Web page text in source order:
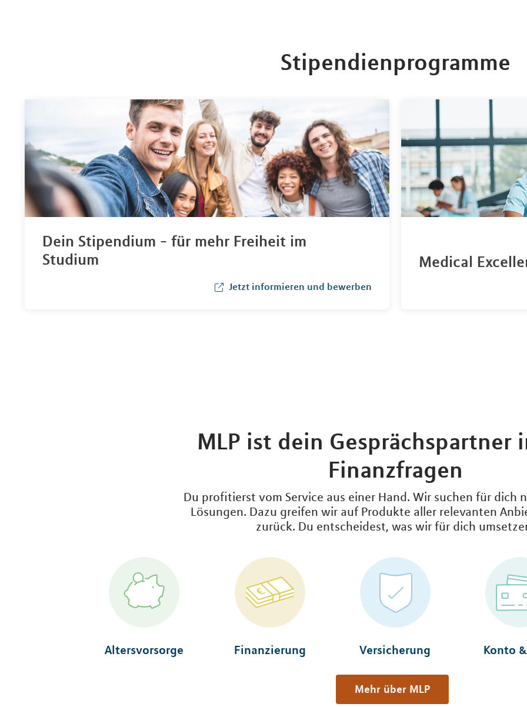
Stipendienprogramme
Dein Stipendium - für mehr Freiheit im
Studium
Jetzt informieren und bewerben
Medical
MLP ist dein Gesprächspartner
Finanzfragen
Du profitierst vom Service aus einer Hand. Wir suchen für dich
Lösungen. Dazu greifen wir auf Produkte aller relevanten
zurück. Du entscheidest, was wir für dich
Altersvorsorge Finanzierung Versicherung Konto
Mehr über MLP